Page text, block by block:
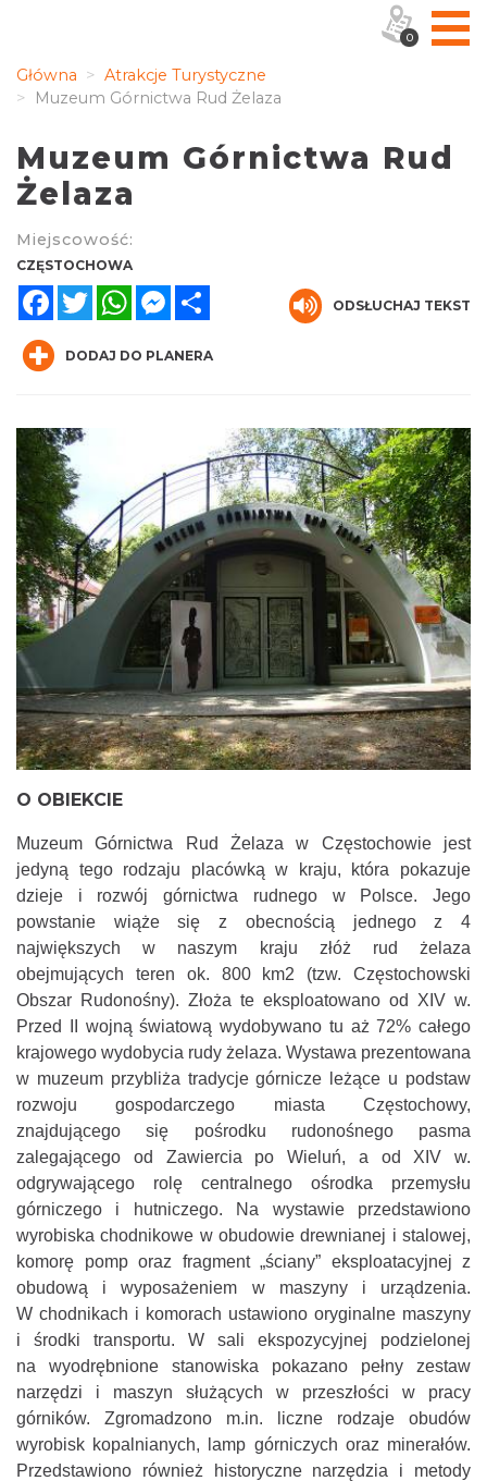
Główna
Atrakcje Turystyczne
Muzeum Górnictwa Rud Żelaza
Muzeum Górnictwa Rud
Żelaza
Miejscowość:
CZĘSTOCHOWA
FacebookTwitterWhatsAppMessenger
ODSŁUCHAJ TEKST
DODAJ DO PLANERA
O OBIEKCIE
Muzeum Górnictwa Rud Żelaza w Częstochowie jest
jedyną tego rodzaju placówką w kraju, która pokazuje
dzieje i rozwój górnictwa rudnego w Polsce. Jego
powstanie wiąże się z obecnością jednego z 4
największych w naszym kraju złóż rud żelaza
obejmujących teren ok. 800 km2 (tzw. Częstochowski
Obszar Rudonośny). Złoża te eksploatowano od XIV w.
Przed II wojną światową wydobywano tu aż 72% całego
krajowego wydobycia rudy żelaza. Wystawa prezentowana
w muzeum przybliża tradycje górnicze leżące u podstaw
rozwoju gospodarczego miasta Częstochowy,
znajdującego się pośrodku rudonośnego pasma
zalegającego od Zawiercia po Wieluń, a od XIV w.
odgrywającego rolę centralnego ośrodka przemysłu
górniczego i hutniczego. Na wystawie przedstawiono
wyrobiska chodnikowe w obudowie drewnianej i stalowej,
komorę pomp oraz fragment „ściany” eksploatacyjnej z
obudową i wyposażeniem w maszyny i urządzenia.
W chodnikach i komorach ustawiono oryginalne maszyny
i środki transportu. W sali ekspozycyjnej podzielonej
na wyodrębnione stanowiska pokazano pełny zestaw
narzędzi i maszyn służących w przeszłości w pracy
górników. Zgromadzono m.in. liczne rodzaje obudów
wyrobisk kopalnianych, lamp górniczych oraz minerałów.
Przedstawiono również historyczne narzędzia i metody
0